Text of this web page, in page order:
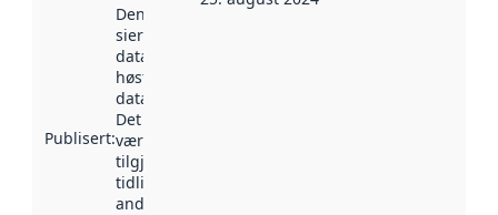
Publisert:
Denne datoen
sier når
datasettet ble
høstet av
data.norge.no.
Det kan ha
vært
tilgjengelig
tidligere
andre steder.